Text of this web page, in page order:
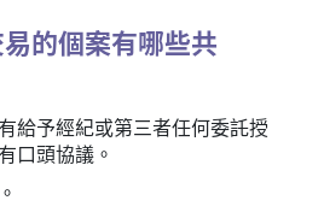
的個案有哪些共
給予經紀或第三者任何委託授
口頭協議。